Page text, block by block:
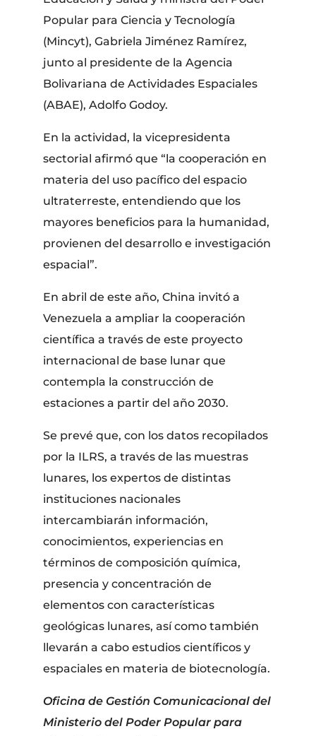
Popular para Ciencia y Tecnología
(Mincyt), Gabriela Jiménez Ramírez,
junto al presidente de la Agencia
Bolivariana de Actividades Espaciales
(ABAE), Adolfo Godoy.
En la actividad, la vicepresidenta
sectorial afirmó que “la cooperación en
materia del uso pacífico del espacio
ultraterreste, entendiendo que los
mayores beneficios para la humanidad,
provienen del desarrollo e investigación
espacial”.
En abril de este año, China invitó a
Venezuela a ampliar la cooperación
científica a través de este proyecto
internacional de base lunar que
contempla la construcción de
estaciones a partir del año 2030.
Se prevé que, con los datos recopilados
por la ILRS, a través de las muestras
lunares, los expertos de distintas
instituciones nacionales
intercambiarán información,
conocimientos, experiencias en
términos de composición química,
presencia y concentración de
elementos con características
geológicas lunares, así como también
llevarán a cabo estudios científicos y
espaciales en materia de biotecnología.
Oficina de Gestión Comunicacional del
Ministerio del Poder Popular para